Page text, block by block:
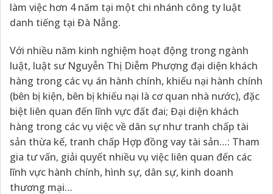
làm việc hơn 4 năm tại một chi nhánh công ty luật
danh tiếng tại Đà Nẵng.
Với nhiều năm kinh nghiệm hoạt động trong ngành
luật, luật sư Nguyễn Thị Diễm Phượng đại diện khách
hàng trong các vụ án hành chính, khiếu nại hành chính
(bên bị kiện, bên bị khiếu nại là cơ quan nhà nước), đặc
biệt liên quan đến lĩnh vực đất đai; Đại diện khách
hàng trong các vụ việc về dân sự như tranh chấp tài
sản thừa kế, tranh chấp Hợp đồng vay tài sản…: Tham
gia tư vấn, giải quyết nhiều vụ việc liên quan đến các
lĩnh vực hành chính, hình sự, dân sự, kinh doanh
thương mại…